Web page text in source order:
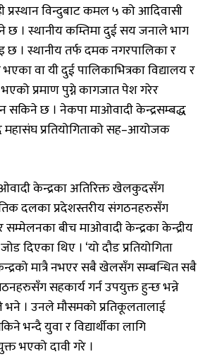
प्रस्थान विन्दुबाट कमल ५ को आदिवासी
छ । स्थानीय कम्तिमा दुई सय जनाले भाग
। स्थानीय तर्फ दमक नगरपालिका र
वा यी दुई पालिकाभित्रका विद्यालय र
प्रमाण पुग्ने कागजात पेश गरेर
सकिने छ । नेकपा माओवादी केन्द्रसम्बद्ध
प्रतियोगिताको सह–आयोजक
केन्द्रका अतिरिक्त खेलकुदसँग
दलका प्रदेशस्तरीय संगठनहरुसँग
सम्मेलनका बीच माओवादी केन्द्रका केन्द्रीय
दिएका थिए । ‘यो दौड प्रतियोगिता
मात्रै नभएर सबै खेलसँग सम्बन्धित सबै
सहकार्य गर्न उपयुक्त हुन्छ भन्ने
भने । उनले मौसमको प्रतिकूलतालाई
भन्दै युवा र विद्यार्थीका लागि
भएको दावी गरे ।